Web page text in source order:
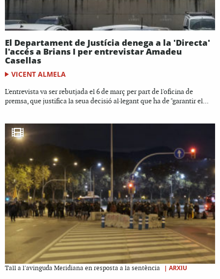
El Departament de Justícia denega a la 'Directa'
l'accés a Brians I per entrevistar Amadeu
Casellas
VICENT ALMELA
L'entrevista va ser rebutjada el 6 de març per part de l'oficina de
premsa, que justifica la seua decisió al·legant que ha de "garantir el...
Tall a l'avinguda Meridiana en resposta a la sentència | ARXIU